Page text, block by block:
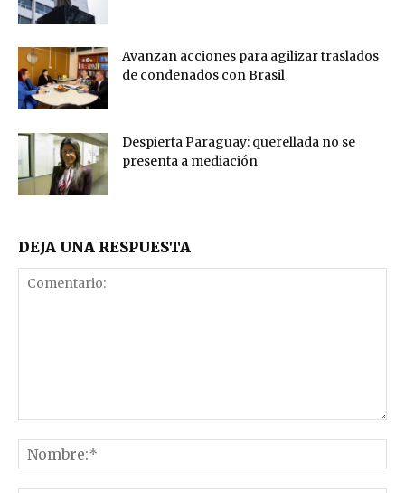
Avanzan acciones para agilizar traslados
de condenados con Brasil
Despierta Paraguay: querellada no se
presenta a mediación
DEJA UNA RESPUESTA